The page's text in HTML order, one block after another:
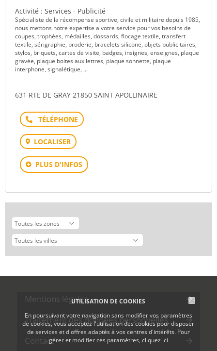
UTILISATION DE COOKIES
En poursuivant votre navigation sans modifier vos paramètres
de cookies, vous acceptez l'utilisation des cookies pour disposer
de services et d'offres adaptés à vos centres d'intérêts. Pour
gérer et modifier ces paramètres, cliquez ici
Activité : Services - Publicité
Spécialiste de la récompense sportive, civile et militaire depuis 1985,
nous mettons notre expertise a votre service pour vos besoins de
coupes, trophées, médailles, dossards, flocage textile, transfert
textile, sérigraphie, broderie, bracelets silicone, objets publicitaires,
stylos, briquets, cartes de visite, badges, insignes, enseignes, plaque
gravée, plaque boites aux lettres, plaque sonnette, plaque
interphone, signalétique, ...
631 RTE DE GRAY 21850 SAINT APOLLINAIRE
Téléphone
LOCALISER
PLUS D'INFOS
Mentions légales
Traitement des données personnelles
Contact